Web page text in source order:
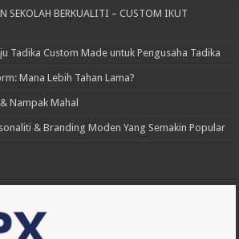
SEKOLAH BERKUALITI – CUSTOM IKUT
Tadika Custom Made untuk Pengusaha Tadika
Mana Lebih Tahan Lama?
Nampak Mahal
& Branding Moden Yang Semakin Popular